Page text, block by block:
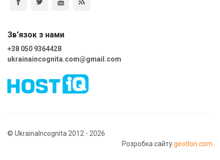
Зв'язок з нами
+38 050 9364428
ukrainaincognita.com@gmail.com
© UkrainaIncognita 2012 - 2026
Розробка сайтуgeotlon.com